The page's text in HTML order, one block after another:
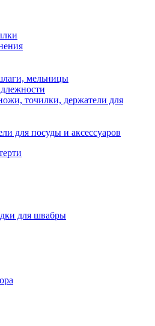
мельницы
точилки, держатели для
для посуды и аксессуаров
для швабры